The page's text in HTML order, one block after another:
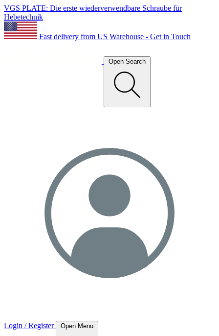
VGS PLATE: Die erste wiederverwendbare Schraube für
Hebetechnik
Fast delivery from US Warehouse - Get in Touch
Open Search
Login / Register Open Menu